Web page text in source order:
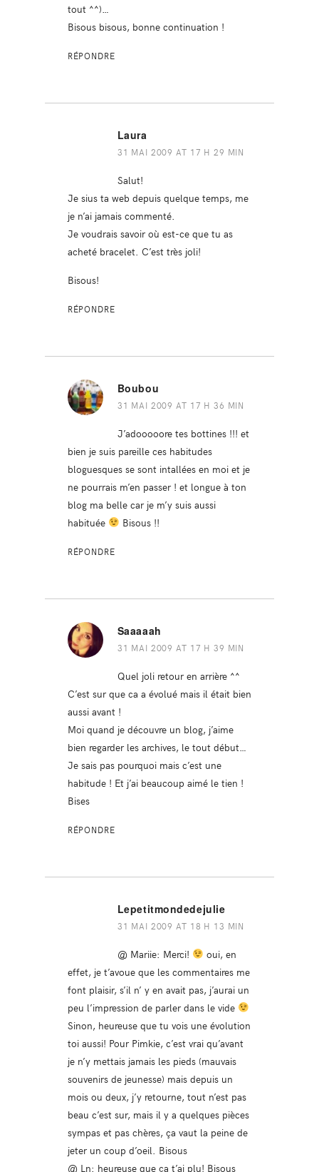
tout ^^)…
Bisous bisous, bonne continuation !
RÉPONDRE
Laura
31 MAI 2009 AT 17 H 29 MIN
Salut!
Je sius ta web depuis quelque temps, me
je n’ai jamais commenté.
Je voudrais savoir où est-ce que tu as
acheté bracelet. C’est très joli!
Bisous!
RÉPONDRE
Boubou
31 MAI 2009 AT 17 H 36 MIN
J’adooooore tes bottines !!! et
bien je suis pareille ces habitudes
bloguesques se sont intallées en moi et je
ne pourrais m’en passer ! et longue à ton
blog ma belle car je m’y suis aussi
habituée
Bisous !!
RÉPONDRE
Saaaaah
31 MAI 2009 AT 17 H 39 MIN
Quel joli retour en arrière ^^
C’est sur que ca a évolué mais il était bien
aussi avant !
Moi quand je découvre un blog, j’aime
bien regarder les archives, le tout début…
Je sais pas pourquoi mais c’est une
habitude ! Et j’ai beaucoup aimé le tien !
Bises
RÉPONDRE
Lepetitmondedejulie
31 MAI 2009 AT 18 H 13 MIN
@ Mariie: Merci!
oui, en
effet, je t’avoue que les commentaires me
font plaisir, s’il n’ y en avait pas, j’aurai un
peu l’impression de parler dans le vide
Sinon, heureuse que tu vois une évolution
toi aussi! Pour Pimkie, c’est vrai qu’avant
je n’y mettais jamais les pieds (mauvais
souvenirs de jeunesse) mais depuis un
mois ou deux, j’y retourne, tout n’est pas
beau c’est sur, mais il y a quelques pièces
sympas et pas chères, ça vaut la peine de
jeter un coup d’oeil. Bisous
@ Ln: heureuse que ça t’ai plu! Bisous